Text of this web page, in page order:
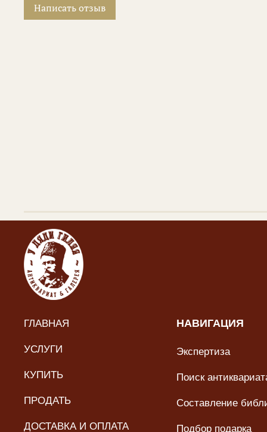
Написать отзыв
ГЛАВНАЯ
УСЛУГИ
КУПИТЬ
ПРОДАТЬ
ДОСТАВКА И ОПЛАТА
НАВИГАЦИЯ
Экспертиза
Поиск
Составление
Подбор подарка